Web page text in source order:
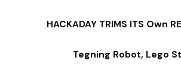
HACKADAY TRIMS ITS Own
Tegning Robot, Lego